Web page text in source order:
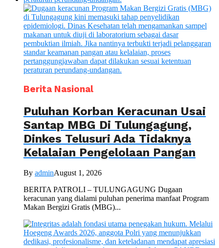
Berita Nasional
Puluhan Korban Keracunan Usai
Santap MBG Di Tulungagung,
Dinkes Telusuri Ada Tidaknya
Kelalaian Pengelolaan Pangan
By adminAugust 1, 2026
BERITA PATROLI – TULUNGAGUNG Dugaan
keracunan yang dialami puluhan penerima manfaat Program
Makan Bergizi Gratis (MBG)...